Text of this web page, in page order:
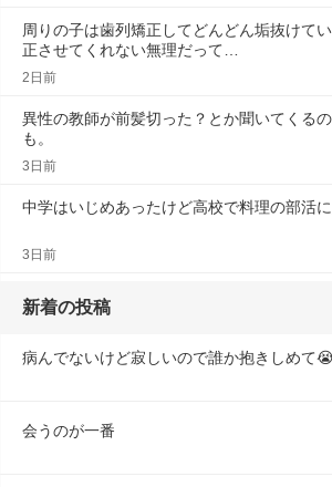
周りの子は歯列矯正してどんどん垢抜けて
正させてくれない無理だって…
2日前
異性の教師が前髪切った？とか聞いてくる
も。
3日前
中学はいじめあったけど高校で料理の部活
3日前
新着の投稿
病んでないけど寂しいので誰か抱きしめて
会うのが一番